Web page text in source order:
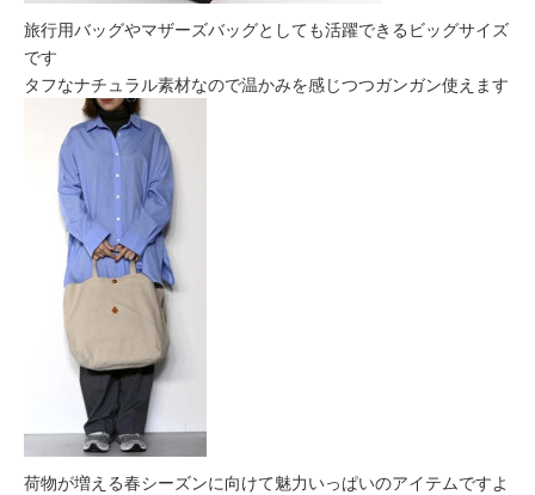
旅行用バッグやマザーズバッグとしても活躍できるビッグサイズ
です
タフなナチュラル素材なので温かみを感じつつガンガン使えます
荷物が増える春シーズンに向けて魅力いっぱいのアイテムですよ